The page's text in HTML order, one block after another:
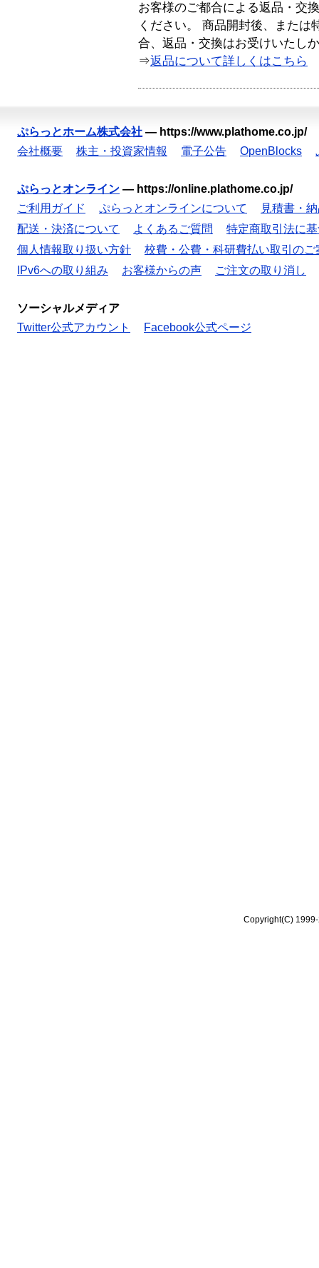
お客様のご都合による返品・交
ください。 商品開封後、または
合、返品・交換はお受けいたし
⇒返品について詳しくはこちら
ぷらっとホーム株式会社 — https://www.plathome.co.jp/
会社概要
株主・投資家情報 電子公告 OpenBlocks
ぷらっとオンライン — https://online.plathome.co.jp/
ご利用ガイド
ぷらっとオンラインについて
見積書・
配送・決済について
よくあるご質問
特定商取引法に
個人情報取り扱い方針
校費・公費・科研費払い取引のご
IPv6への取り組み
お客様からの声 ご注文の取り消し
ソーシャルメディア
Twitter公式アカウント
Facebook公式ページ
Copyright(C)